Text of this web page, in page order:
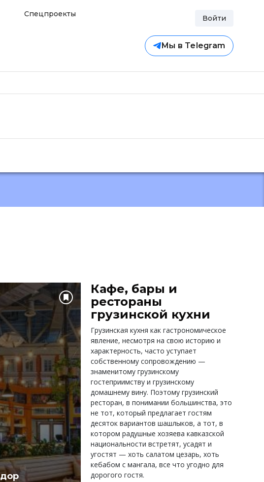
Спецпроекты Войти
Мы в Telegram
Кафе, бары и
рестораны
грузинской кухни
Грузинская кухня как гастрономическое
явление, несмотря на свою историю и
характерность, часто уступает
собственному сопровождению —
знаменитому грузинскому
гостеприимству и грузинскому
домашнему вину. Поэтому грузинский
ресторан, в понимании большинства, это
не тот, который предлагает гостям
десяток вариантов шашлыков, а тот, в
котором радушные хозяева кавказской
национальности встретят, усадят и
угостят — хоть салатом цезарь, хоть
кебабом с мангала, все что угодно для
дорогого гостя.